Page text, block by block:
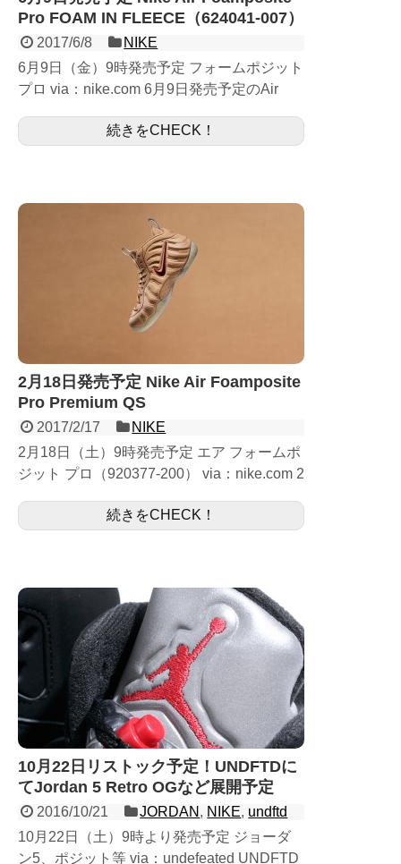
Pro FOAM IN FLEECE（624041-007）
2017/6/8
NIKE
6月9日（金）9時発売予定 フォームポジット
プロ via：nike.com 6月9日発売予定のAir
FLEECE（624041-007）...
続きをCHECK！
2月18日発売予定 Nike Air Foamposite
Pro Premium QS
2017/2/17
NIKE
2月18日（土）9時発売予定 エア フォームポ
ジット プロ（920377-200） via：nike.com 2
続きをCHECK！
10月22日リストック予定！UNDFTDに
てJordan 5 Retro OGなど展開予定
2016/10/21 JORDAN , NIKE, undftd
10月22日（土）9時より発売予定 ジョーダ
ン5、ポジット等 via：undefeated UNDFTD